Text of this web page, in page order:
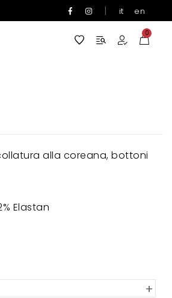
| it en
0
alla coreana, bottoni
Elastan
+